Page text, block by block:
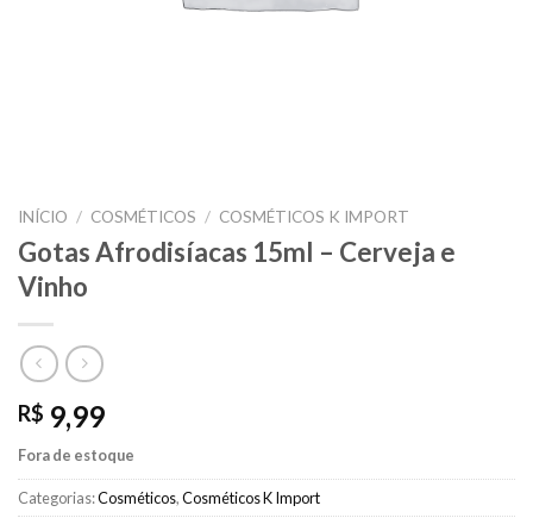
INÍCIO / COSMÉTICOS / COSMÉTICOS K IMPORT
Gotas Afrodisíacas 15ml – Cerveja e
Vinho
R$ 9,99
Fora de estoque
Categorias:Cosméticos,Cosméticos K Import